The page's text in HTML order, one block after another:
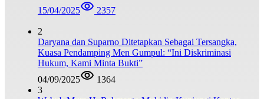
15/04/2025
2357
2
Daryana dan Suparno Ditetapkan Sebagai Tersangka,
Kuasa Pendamping Men Gumpul: “Ini Diskriminasi
Hukum, Kami Minta Bukti”
04/09/2025
1364
3